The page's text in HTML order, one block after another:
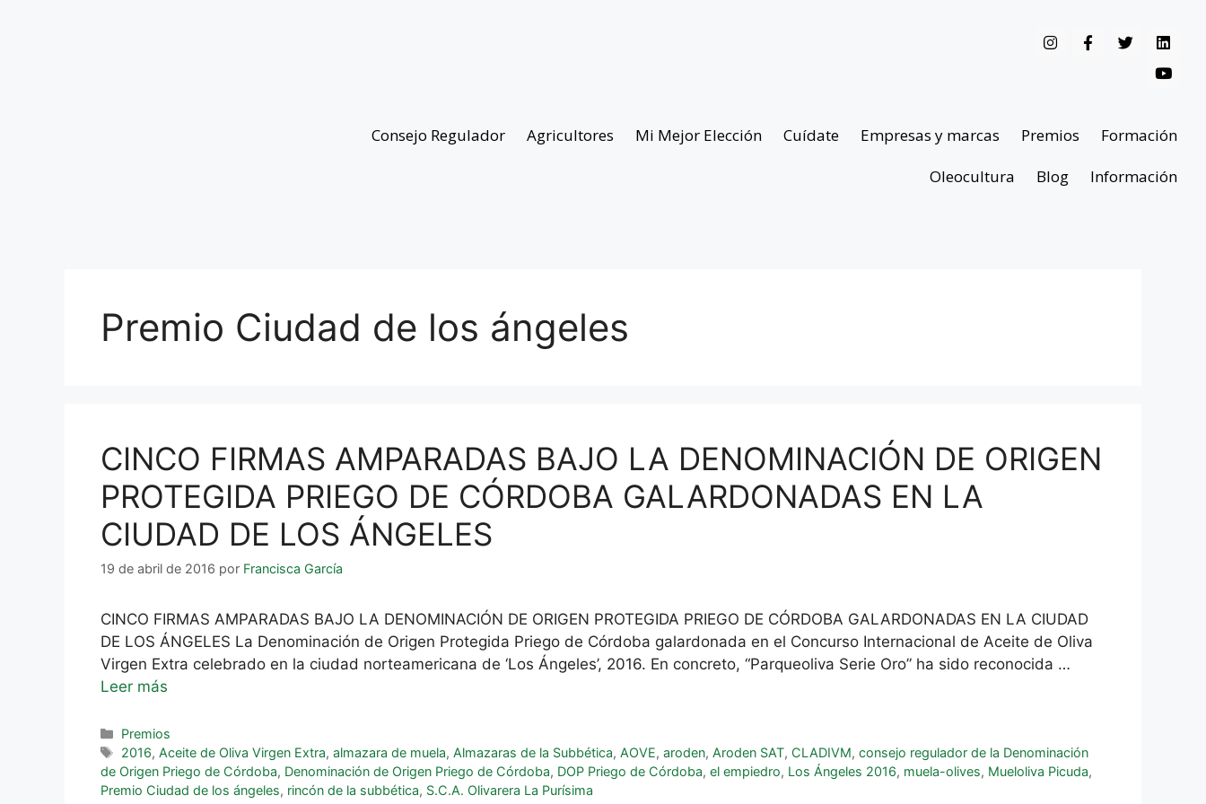
Consejo Regulador Agricultores Mi Mejor Elección Cuídate Empresas y marcas Premios
Formación
Oleocultura
Blog Información
Premio Ciudad de los ángeles
CINCO FIRMAS AMPARADAS BAJO LA DENOMINACIÓN DE ORIGEN
PROTEGIDA PRIEGO DE CÓRDOBA GALARDONADAS EN LA
CIUDAD DE LOS ÁNGELES
19 de abril de 2016 por Francisca García
CINCO FIRMAS AMPARADAS BAJO LA DENOMINACIÓN DE ORIGEN PROTEGIDA PRIEGO DE CÓRDOBA GALARDONADAS EN LA CIUDAD
DE LOS ÁNGELES La Denominación de Origen Protegida Priego de Córdoba galardonada en el Concurso Internacional de Aceite de Oliva
Virgen Extra celebrado en la ciudad norteamericana de ‘Los Ángeles’, 2016. En concreto, “Parqueoliva Serie Oro” ha sido reconocida …
Leer más
Premios
2016,Aceite de Oliva Virgen Extra,almazara de muela,Almazaras de la Subbética,AOVE,aroden,Aroden SAT, CLADIVM,consejo regulador de la Denominación
de Origen Priego de Córdoba, Denominación de Origen Priego de Córdoba, DOP Priego de Córdoba, el empiedro, Los Ángeles 2016, muela-olives, Mueloliva Picuda,
Premio Ciudad de los ángeles, rincón de la subbética, S.C.A. Olivarera La Purísima